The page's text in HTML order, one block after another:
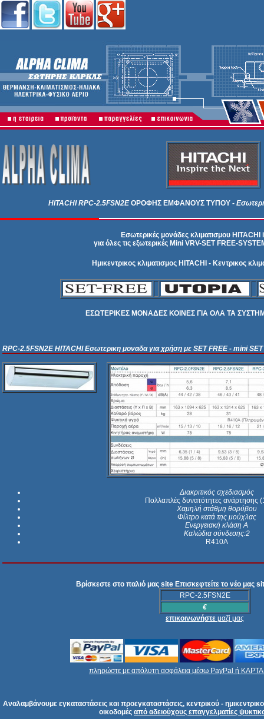
HITACHIRPC-2.5FSN2EΟΡΟΦΗΣ ΕΜΦΑΝΟΥΣ ΤΥΠΟΥ-
Εσωτερικές μονάδες κλιματισμου
για όλες τις εξωτερικές Mini VRV-SET FREE-
Ημικεντρικος κλιματισμος HITACHI - Κεντρικος
ΕΣΩΤΕΡΙΚΕΣ ΜΟΝΑΔΕΣ ΚΟΙΝΕΣ ΓΙΑ ΟΛΑ ΤΑ
RPC-2.5FSN2EHITACHI Εσωτερικη μοναδα για χρήση με SET FREE - mini
Διακριτικός σχεδιασμός
Πολλαπλές δυνατότητες ανάρτησης
Χαμηλή στάθμη θορύβου
Φίλτρο κατά της μούχλας
Ενεργειακή κλάση Α
Καλώδια σύνδεσης:2
R410A
Βρίσκεστε στο παλιό μας site Επισκεφτείτε το νέο μας
RPC-2.5FSN2E
€
επικοινωνήστε μαζί μας
πληρώστε με απόλυτη ασφάλεια μέσω PayPal ή ΚΑΡΤΑ-
Αναλαμβάνουμε εγκαταστάσεις και προεγκαταστάσεις, κεντρικού -
οικοδομές από αδειούχους επαγγελματίες